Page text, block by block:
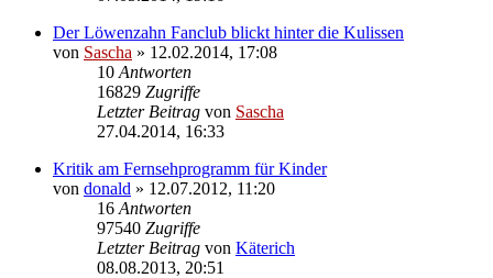
Der Löwenzahn Fanclub blickt hinter die Kulissen
von Sascha » 12.02.2014, 17:08
10 Antworten
16829 Zugriffe
Letzter Beitrag von Sascha
27.04.2014, 16:33
Kritik am Fernsehprogramm für Kinder
von donald » 12.07.2012, 11:20
16 Antworten
97540 Zugriffe
Letzter Beitrag von Käterich
08.08.2013, 20:51